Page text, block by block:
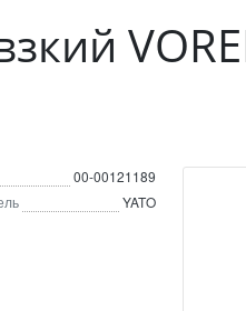
00-00121189
YATO